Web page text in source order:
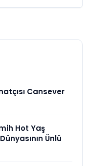
Cansever
Hot Yaş
Ünlü